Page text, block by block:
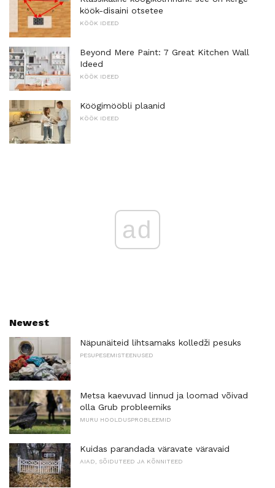
köök-disaini otsetee
KÖÖK IDEED
Beyond Mere Paint: 7 Great Kitchen Wall
Ideed
KÖÖK IDEED
Köögimööbli plaanid
KÖÖK IDEED
ad
Newest
Näpunäiteid lihtsamaks kolledži pesuks
PESUPESEMISTEENUSED
Metsa kaevuvad linnud ja loomad võivad
olla Grub probleemiks
MURU HOOLDUSPROBLEEMID
Kuidas parandada väravate väravaid
AIAD, SÕIDUTEED JA KÕNNITEED